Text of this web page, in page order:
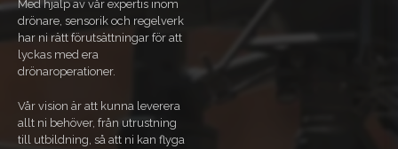
Med hjälp av vår expertis inom
drönare, sensorik och regelverk
har ni rätt förutsättningar för att
lyckas med era
drönaroperationer.
Vår vision är att kunna leverera
allt ni behöver, från utrustning
till utbildning, så att ni kan flyga